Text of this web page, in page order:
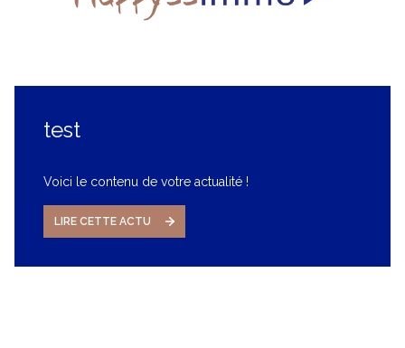
test
Voici le contenu de votre actualité !
LIRE CETTE ACTU